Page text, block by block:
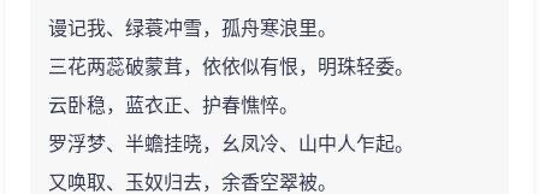
谩记我、绿蓑冲雪，孤舟寒浪里。
三花两蕊破蒙茸，依依似有恨，明珠轻委。
云卧稳，蓝衣正、护春憔悴。
罗浮梦、半蟾挂晓，幺凤冷、山中人乍起。
又唤取、玉奴归去，余香空翠被。